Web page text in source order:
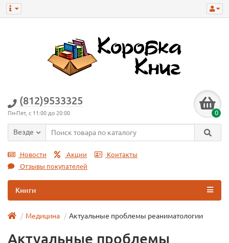
(812)9533325
Пн-Пят, с 11:00 до 20:00 0
Везде
Новости Акции
Контакты
Отзывы покупателей
Книги
Медицина Актуальные проблемы реаниматологии
Актуальные проблемы